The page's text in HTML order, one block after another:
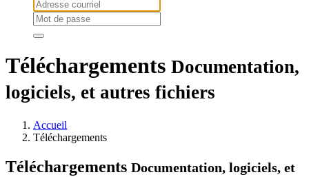
Téléchargements Documentation,
logiciels, et autres fichiers
Accueil
Téléchargements
Téléchargements Documentation, logiciels, et